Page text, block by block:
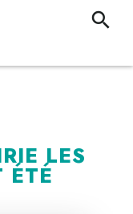
LES
ÉTÉ